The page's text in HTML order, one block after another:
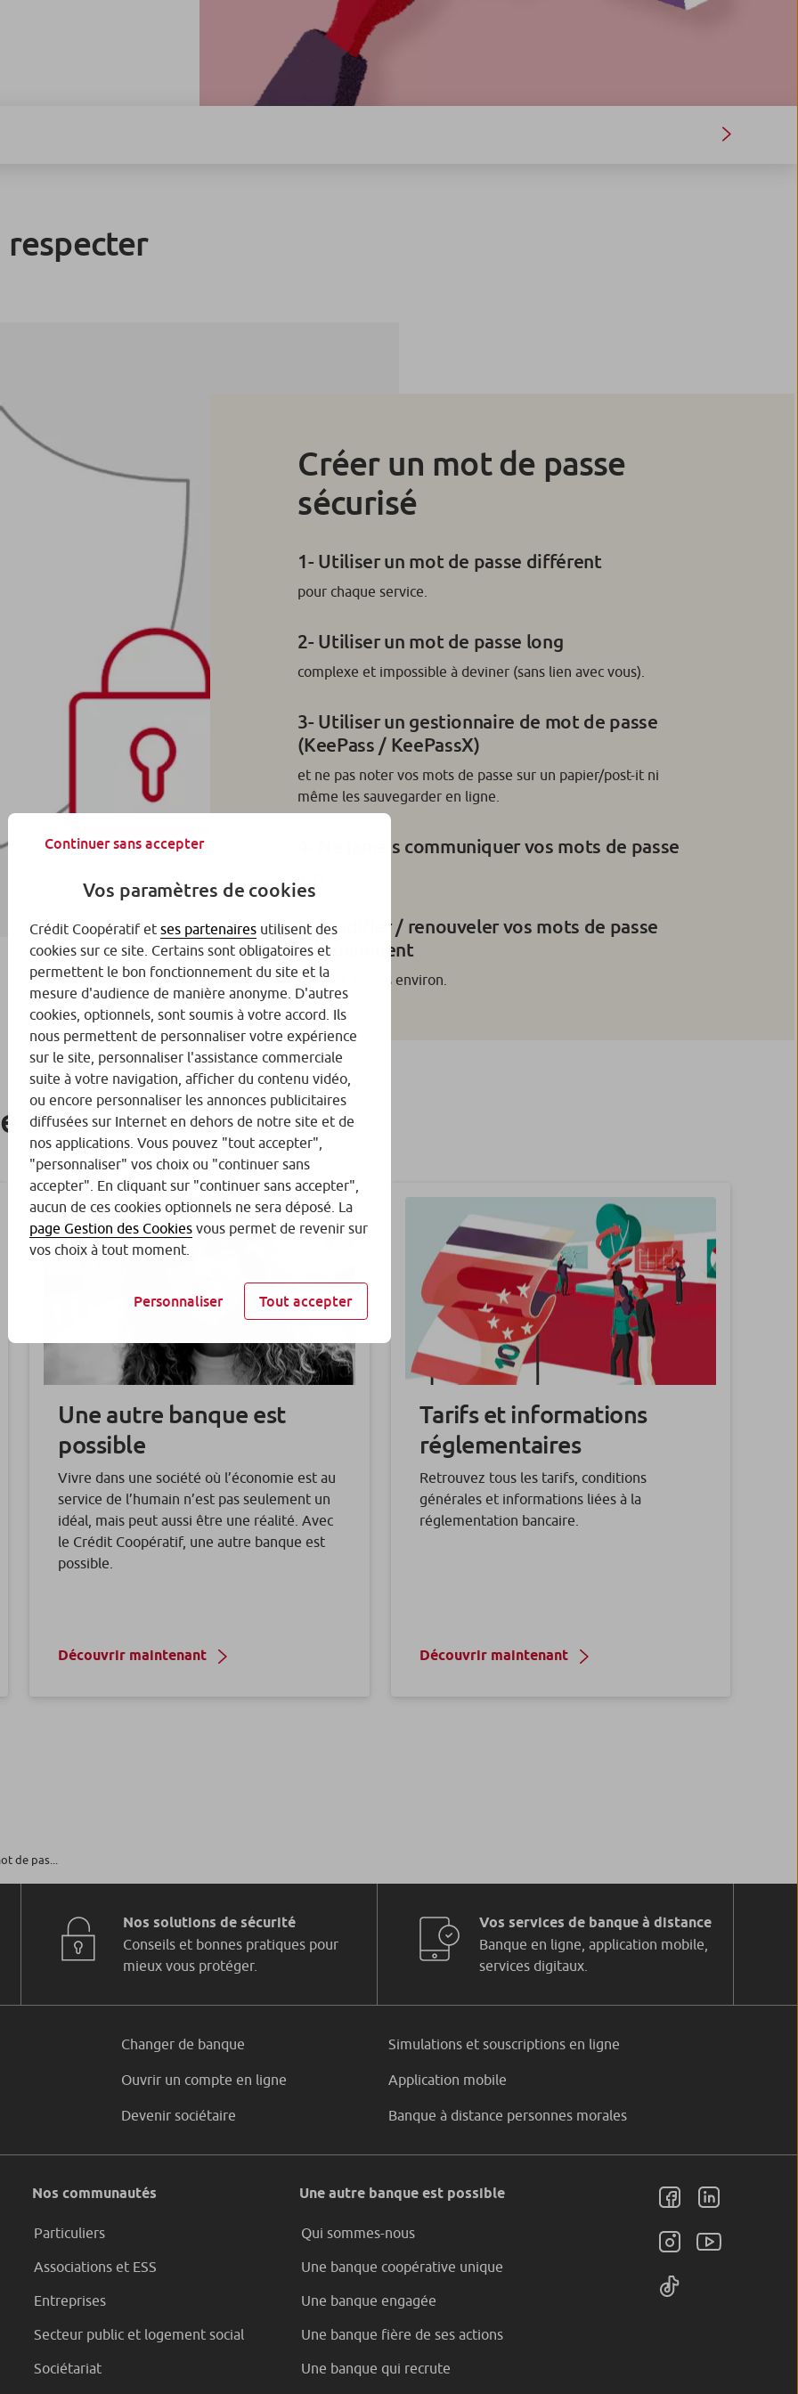
respecter
Créer un mot de passe
sécurisé
1- Utiliser un mot de passe différent
pour chaque service.
2- Utiliser un mot de passe long
complexe et impossible à deviner (sans lien avec vous).
3- Utiliser un gestionnaire de mot de passe
(KeePass / KeePassX)
et ne pas noter vos mots de passe sur un papier/post-it ni
même les sauvegarder en ligne.
4- Ne jamais communiquer vos mots de passe
5- Modifier / renouveler vos mots de passe
fréquemment
tous les 3 mois environ.
intéressé par…
Une autre banque est
possible
Vivre dans une société où l’économie est au
service de l’humain n’est pas seulement un
idéal, mais peut aussi être une réalité. Avec
le Crédit Coopératif, une autre banque est
possible.
Découvrir maintenant
Tarifs et informations
réglementaires
Retrouvez tous les tarifs, conditions
générales et informations liées à la
réglementation bancaire.
Découvrir maintenant
de pas...
Nos solutions de sécurité
Conseils et bonnes pratiques pour
mieux vous protéger.
Vos services de banque à distance
Banque en ligne, application mobile,
services digitaux.
Changer de banque Simulations et souscriptions en ligne
Ouvrir un compte en ligne Application mobile
Devenir sociétaire Banque à distance personnes morales
Nos communautés
Particuliers
Associations et ESS
Entreprises
Secteur public et logement social
Sociétariat
Une autre banque est possible
Qui sommes-nous
Une banque coopérative unique
Une banque engagée
Une banque fière de ses actions
Une banque qui recrute
Continuer sans accepter
Vos paramètres de cookies
Crédit Coopératif et ses partenaires utilisent des
cookies sur ce site. Certains sont obligatoires et
permettent le bon fonctionnement du site et la
mesure d'audience de manière anonyme. D'autres
cookies, optionnels, sont soumis à votre accord. Ils
nous permettent de personnaliser votre expérience
sur le site, personnaliser l'assistance commerciale
suite à votre navigation, afficher du contenu vidéo,
ou encore personnaliser les annonces publicitaires
diffusées sur Internet en dehors de notre site et de
nos applications. Vous pouvez "tout accepter",
"personnaliser" vos choix ou "continuer sans
accepter". En cliquant sur "continuer sans accepter",
aucun de ces cookies optionnels ne sera déposé. La
page Gestion des Cookies vous permet de revenir sur
vos choix à tout moment.
Personnaliser Tout accepter